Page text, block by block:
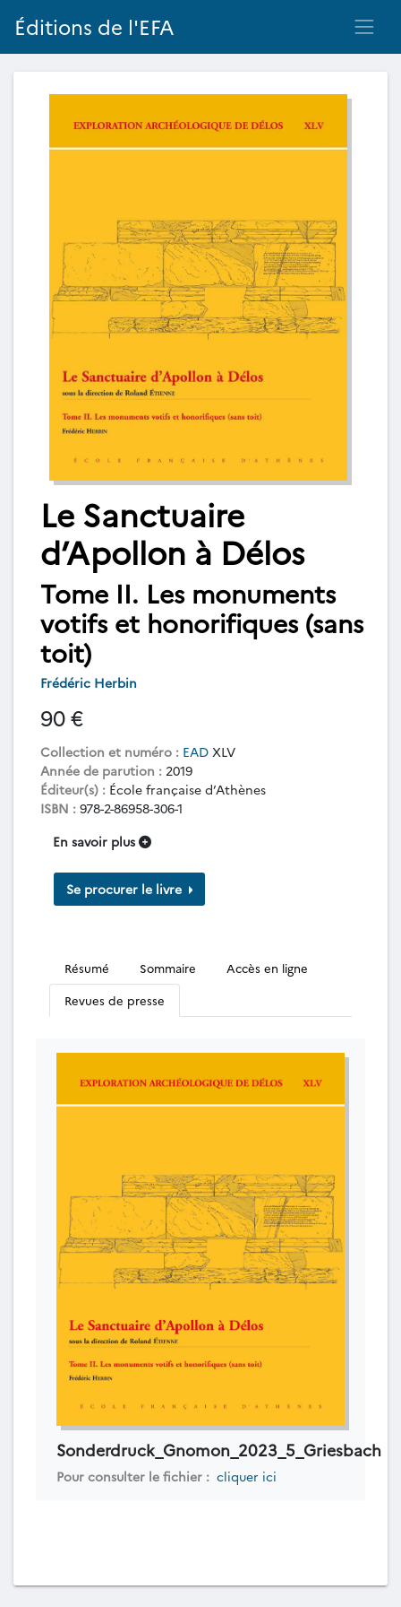
Éditions de l'EFA
Le Sanctuaire
d’Apollon à Délos
Tome II. Les monuments
votifs et honorifiques (sans
toit)
Frédéric Herbin
90 €
Collection et numéro : EAD XLV
Année de parution : 2019
Éditeur(s) : École française d’Athènes
ISBN : 978-2-86958-306-1
En savoir plus
Se procurer le livre
Résumé Sommaire
Accès en ligne
Revues de presse
Sonderdruck_Gnomon_2023_5_Griesbach
Pour consulter le fichier : cliquer ici